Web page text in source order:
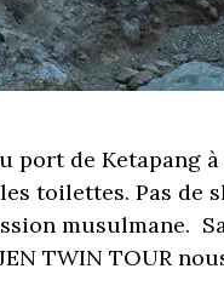
port de Ketapang
toilettes. Pas
musulmane.
TWIN TOUR